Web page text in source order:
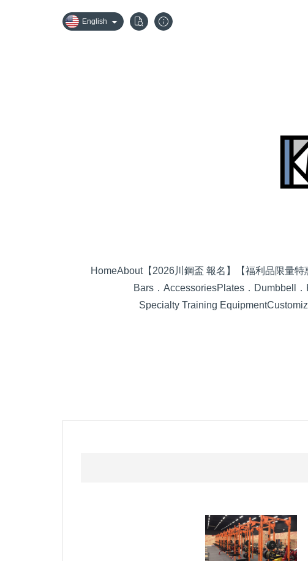
English
HomeAbout【2026川鋼盃 報名】 【福利品限量特
Bars．AccessoriesPlates．Dumbbell．
Specialty Training Equipment